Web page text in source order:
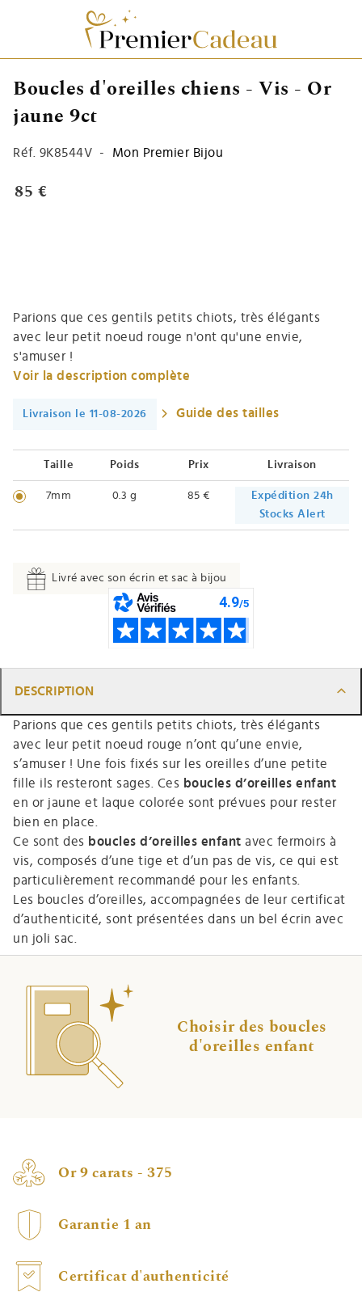
Boucles d'oreilles chiens - Vis - Or
jaune 9ct
Réf. 9K8544V - Mon Premier Bijou
85 €
Parions que ces gentils petits chiots, très élégants
avec leur petit noeud rouge n'ont qu'une envie,
s'amuser !
Voir la description complète
Livraison le 11-08-2026 Guide des tailles
Taille Poids Prix Livraison
7mm 0.3 g 85 €
Expédition 24h
Stocks Alert
Livré avec son écrin et sac à bijou
DESCRIPTION
Parions que ces gentils petits chiots, très élégants
avec leur petit noeud rouge n’ont qu’une envie,
s’amuser ! Une fois fixés sur les oreilles d’une petite
fille ils resteront sages. Ces boucles d’oreilles enfant
en or jaune et laque colorée sont prévues pour rester
bien en place.
Ce sont des boucles d’oreilles enfant avec fermoirs à
vis, composés d’une tige et d’un pas de vis, ce qui est
particulièrement recommandé pour les enfants.
Les boucles d’oreilles, accompagnées de leur certificat
d’authenticité, sont présentées dans un bel écrin avec
un joli sac.
Choisir des boucles
d'oreilles enfant
Or 9 carats - 375
Garantie 1 an
Certificat d'authenticité